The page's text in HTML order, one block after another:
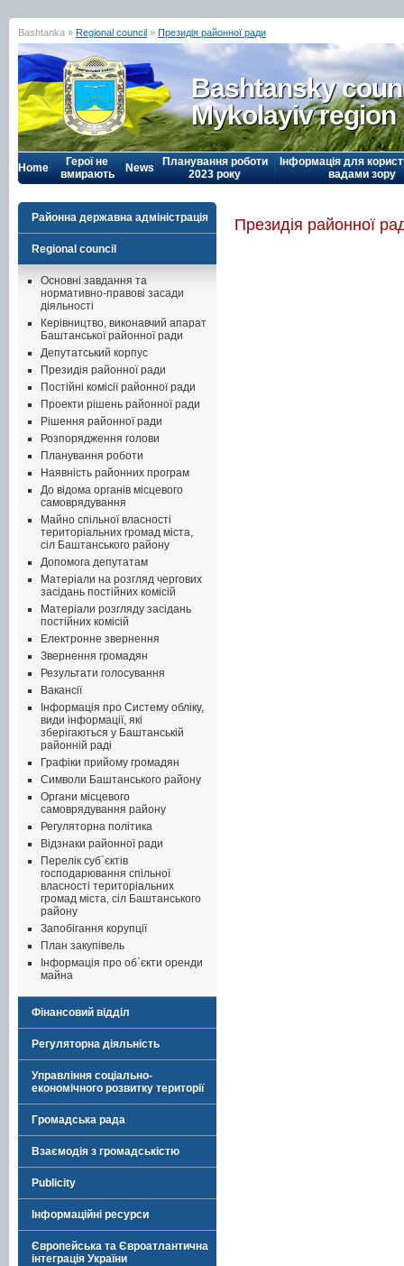
Bashtanka » Regional council » Президія районної ради
Bashtansky
Mykolayiv region
Home
Герої не
вмирають
News
Планування роботи
2023 року
Інформація для
вадами зору
Районна державна адміністрація
Regional council
Основні завдання та
нормативно-правові засади
діяльності
Керівництво, виконавчий апарат
Баштанської районної ради
Депутатський корпус
Президія районної ради
Постійні комісії районної ради
Проекти рішень районної ради
Рішення районної ради
Розпорядження голови
Планування роботи
Наявність районних програм
До відома органів місцевого
самоврядування
Майно спільної власності
територіальних громад міста,
сіл Баштанського району
Допомога депутатам
Матеріали на розгляд чергових
засідань постійних комісій
Матеріали розгляду засідань
постійних комісій
Електронне звернення
Звернення громадян
Результати голосування
Вакансії
Інформація про Систему обліку,
види інформації, які
зберігаються у Баштанській
районній раді
Графіки прийому громадян
Символи Баштанського району
Органи місцевого
самоврядування району
Регуляторна політика
Відзнаки районної ради
Перелік суб`єктів
господарювання спільної
власності територіальних
громад міста, сіл Баштанського
району
Запобігання корупції
План закупівель
Інформація про об`єкти оренди
майна
Фінансовий відділ
Регуляторна діяльність
Управління соціально-
економічного розвитку території
Громадська рада
Взаємодія з громадськістю
Publicity
Інформаційні ресурси
Європейська та Євроатлантична
інтеграція України
Президія районної